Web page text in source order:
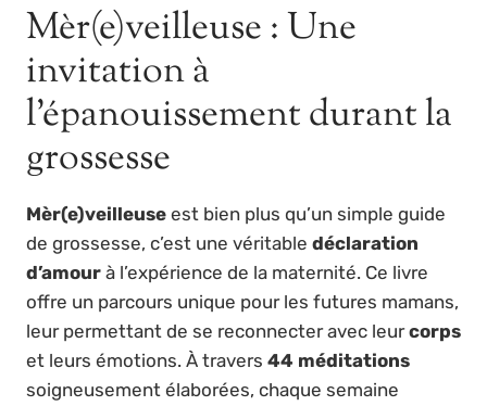
Mèr(e)veilleuse : Une
invitation à
l’épanouissement durant la
grossesse
Mèr(e)veilleuse est bien plus qu’un simple guide
de grossesse, c’est une véritable déclaration
d’amour à l’expérience de la maternité. Ce livre
offre un parcours unique pour les futures mamans,
leur permettant de se reconnecter avec leurcorps
et leurs émotions. À travers 44 méditations
soigneusement élaborées, chaque semaine